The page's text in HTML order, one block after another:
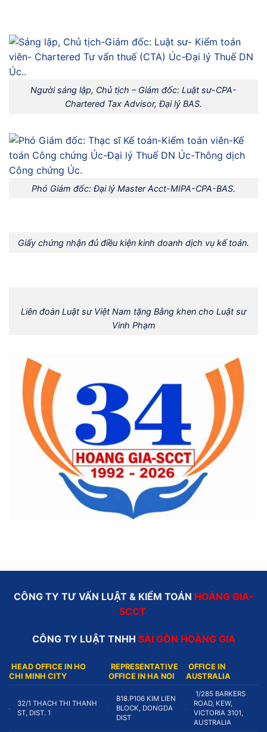
Người sáng lập, Chủ tịch – Giám đốc: Luật sư-CPA-
Chartered Tax Advisor, Đại lý BAS.
Phó Giám đốc: Đại lý Master Acct-MIPA-CPA-BAS.
Giấy chứng nhận đủ điều kiện kinh doanh dịch vụ kế toán.
Liên đoàn Luật sư Việt Nam tặng Bằng khen cho Luật sư
Vinh Phạm
CÔNG TY TƯ VẤN LUẬT & KIỂM TOÁN HOÀNG GIA-
SCCT
CÔNG TY LUẬT TNHH SÀI GÒN HOÀNG GIA
HEAD OFFICE IN HO
CHI MINH CITY
REPRESENTATIVE
OFFICE IN HA NOI
OFFICE IN
AUSTRALIA
32/1 THACH THI THANH
ST, DIST. 1
B18.P106 KIM LIEN
BLOCK, DONGDA
DIST
1/285 BARKERS
ROAD, KEW,
VICTORIA 3101,
AUSTRALIA